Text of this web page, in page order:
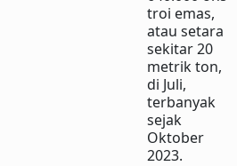
troi emas,
atau setara
sekitar 20
metrik ton,
di Juli,
terbanyak
sejak
Oktober
2023.